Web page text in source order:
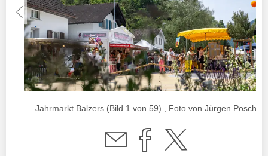
Jahrmarkt Balzers (Bild 1 von 59) , Foto von Jürgen Posch